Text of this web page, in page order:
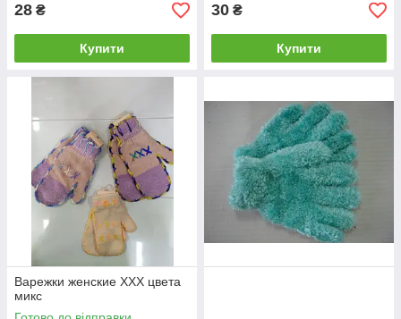
28 ₴
Купити
30 ₴
Купити
Варежки женские ХХХ цвета
микс